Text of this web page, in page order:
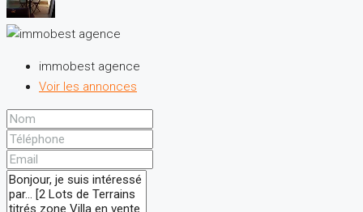
immobest agence
Voir les annonces